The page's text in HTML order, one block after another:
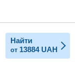
Найти
от 13884 UAH